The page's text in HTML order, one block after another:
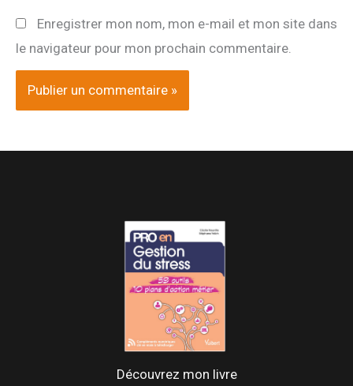
Enregistrer mon nom, mon e-mail et mon site dans
le navigateur pour mon prochain commentaire.
Découvrez mon livre